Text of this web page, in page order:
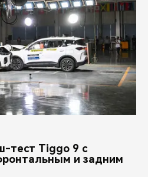
тест Tiggo 9 с
и задним